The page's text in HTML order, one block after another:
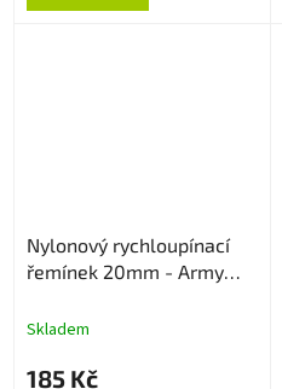
Nylonový rychloupínací
řemínek 20mm - Army
Skladem
185 Kč